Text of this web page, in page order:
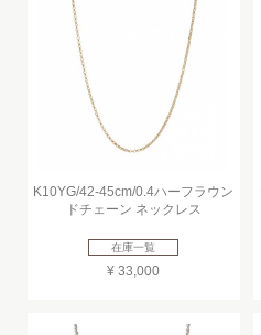
K10YG/42-45cm/0.4ハーフラウン
ドチェーン ネックレス
在庫一覧
¥ 33,000